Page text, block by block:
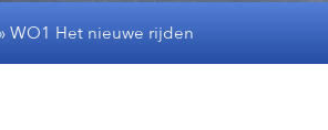
» WO1 Het nieuwe rijden